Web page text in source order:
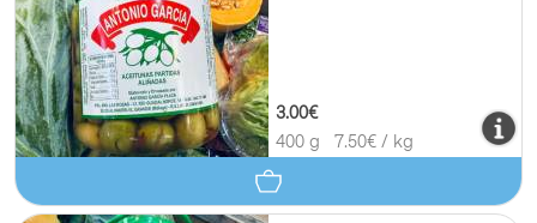
3.00€
400 g
7.50€ / kg